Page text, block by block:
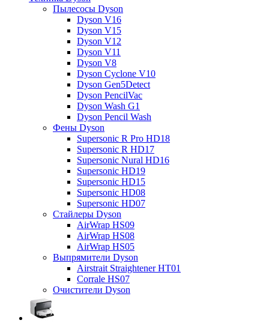
Пылесосы Dyson
Dyson V16
Dyson V15
Dyson V12
Dyson V11
Dyson V8
Dyson Cyclone V10
Dyson Gen5Detect
Dyson PencilVac
Dyson Wash G1
Dyson Pencil Wash
Фены Dyson
Supersonic R Pro HD18
Supersonic R HD17
Supersonic Nural HD16
Supersonic HD19
Supersonic HD15
Supersonic HD08
Supersonic HD07
Стайлеры Dyson
AirWrap HS09
AirWrap HS08
AirWrap HS05
Выпрямители Dyson
Airstrait Straightener HT01
Corrale HS07
Очистители Dyson